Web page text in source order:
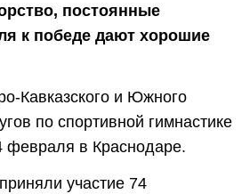
постоянные
к победе дают хорошие
Кавказского и Южного
по спортивной гимнастике
февраля в Краснодаре.
участие 74